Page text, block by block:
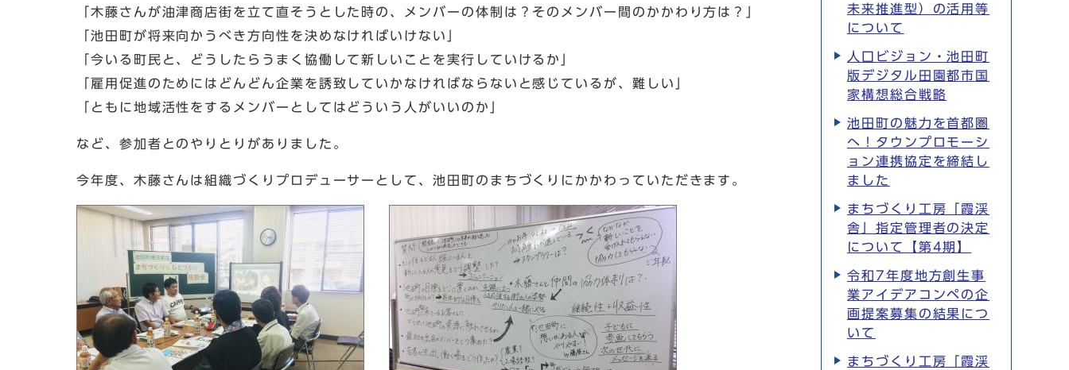
「木藤さんが油津商店街を立て直そうとした時の、メンバーの体制は？そのメンバー間のかかわり方は？」
「池田町が将来向かうべき方向性を決めなければいけない」
「今いる町民と、どうしたらうまく協働して新しいことを実行していけるか」
「雇用促進のためにはどんどん企業を誘致していかなければならないと感じているが、難しい」
「ともに地域活性をするメンバーとしてはどういう人がいいのか」
など、参加者とのやりとりがありました。
今年度、木藤さんは組織づくりプロデューサーとして、池田町のまちづくりにかかわっていただきます。
未来推進型）の活用等
について
人口ビジョン・池田町
版デジタル田園都市国
家構想総合戦略
池田町の魅力を首都圏
へ！タウンプロモーシ
ョン連携協定を締結し
ました
まちづくり工房「霞渓
舎」指定管理者の決定
について【第4期】
令和7年度地方創生事
業アイデアコンペの企
画提案募集の結果につ
いて
まちづくり工房「霞渓